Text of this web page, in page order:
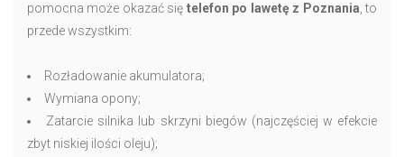
pomocna może okazać się telefon po lawetę z Poznania , to
przede wszystkim:
Rozładowanie akumulatora;
Wymiana opony;
Zatarcie silnika lub skrzyni biegów (najczęściej w efekcie
zbyt niskiej ilości oleju);